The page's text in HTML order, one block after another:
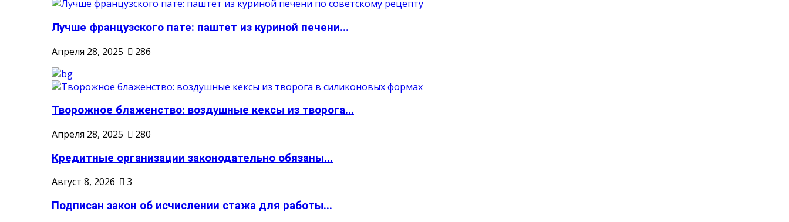
Лучше французского пате: паштет из куриной печени...
Апреля 28, 2025
286
Творожное блаженство: воздушные кексы из творога...
Апреля 28, 2025
280
Кредитные организации законодательно обязаны...
Август 8, 2026
3
Подписан закон об исчислении стажа для работы...